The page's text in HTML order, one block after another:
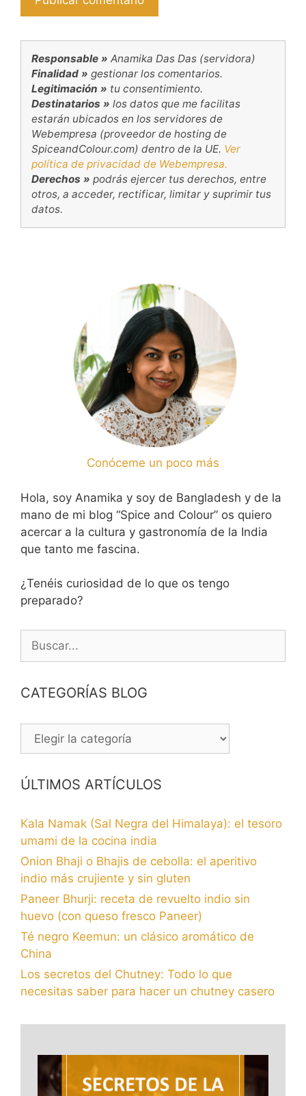
Responsable » Anamika Das Das (servidora)
Finalidad » gestionar los comentarios.
Legitimación » tu consentimiento.
Destinatarios » los datos que me facilitas
estarán ubicados en los servidores de
Webempresa (proveedor de hosting de
SpiceandColour.com) dentro de la UE. Ver
política de privacidad de Webempresa.
Derechos » podrás ejercer tus derechos, entre
otros, a acceder, rectificar, limitar y suprimir tus
datos.
Conóceme un poco más
Hola, soy Anamika y soy de Bangladesh y de la
mano de mi blog “Spice and Colour” os quiero
acercar a la cultura y gastronomía de la India
que tanto me fascina.
¿Tenéis curiosidad de lo que os tengo
preparado?
Buscar:
CATEGORÍAS BLOG
CATEGORÍAS
BLOG
ÚLTIMOS ARTÍCULOS
Kala Namak (Sal Negra del Himalaya): el tesoro
umami de la cocina india
Onion Bhaji o Bhajis de cebolla: el aperitivo
indio más crujiente y sin gluten
Paneer Bhurji: receta de revuelto indio sin
huevo (con queso fresco Paneer)
Té negro Keemun: un clásico aromático de
China
Los secretos del Chutney: Todo lo que
necesitas saber para hacer un chutney casero